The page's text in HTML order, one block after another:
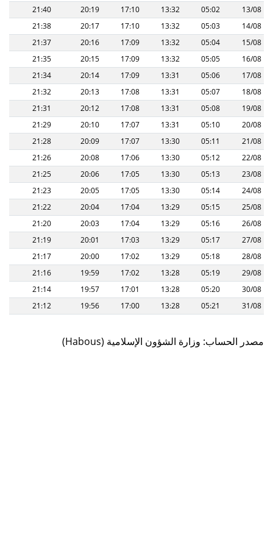
13/08
05:02
13:32
17:10
20:19
21:40
14/08
05:03
13:32
17:10
20:17
21:38
15/08
05:04
13:32
17:09
20:16
21:37
16/08
05:05
13:32
17:09
20:15
21:35
17/08
05:06
13:31
17:09
20:14
21:34
18/08
05:07
13:31
17:08
20:13
21:32
19/08
05:08
13:31
17:08
20:12
21:31
20/08
05:10
13:31
17:07
20:10
21:29
21/08
05:11
13:30
17:07
20:09
21:28
22/08
05:12
13:30
17:06
20:08
21:26
23/08
05:13
13:30
17:05
20:06
21:25
24/08
05:14
13:30
17:05
20:05
21:23
25/08
05:15
13:29
17:04
20:04
21:22
26/08
05:16
13:29
17:04
20:03
21:20
27/08
05:17
13:29
17:03
20:01
21:19
28/08
05:18
13:29
17:02
20:00
21:17
29/08
05:19
13:28
17:02
19:59
21:16
30/08
05:20
13:28
17:01
19:57
21:14
31/08
05:21
13:28
17:00
19:56
21:12
(Habous) مصدر الحساب: وزارة الشؤون الإسلامية